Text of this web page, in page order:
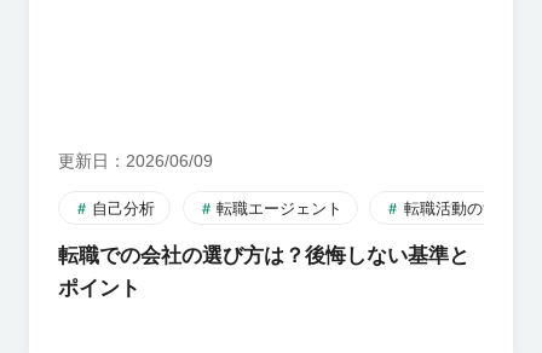
更新日 2026/06/09
自己分析 転職エージェント 転職活動のすすめ
転職での会社の選び方は？後悔しない基準と
ポイント